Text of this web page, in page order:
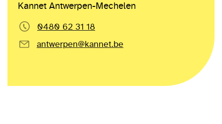
Kannet Antwerpen-Mechelen
0480 62 31 18
antwerpen@kannet.be